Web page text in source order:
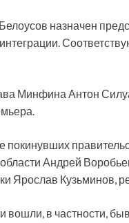
назначен
Минфина Антон
покинувших
Андрей
Ярослав Кузьминов,
вошли, в частности,